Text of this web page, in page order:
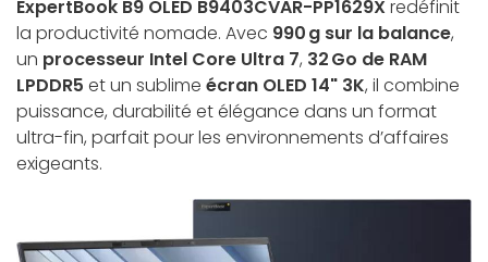
ExpertBook B9 OLED B9403CVAR-PP1629X redéfinit
la productivité nomade. Avec 990 g sur la balance,
un processeur Intel Core Ultra 7, 32 Go de RAM
LPDDR5 et un sublime écran OLED 14" 3K, il combine
puissance, durabilité et élégance dans un format
ultra-fin, parfait pour les environnements d’affaires
exigeants.